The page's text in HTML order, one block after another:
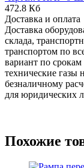
472.8 Кб
Доставка и оплата
Доставка
склада,
транспортом по
вариант по
технические газы
безналичному
для юридических
Похожие